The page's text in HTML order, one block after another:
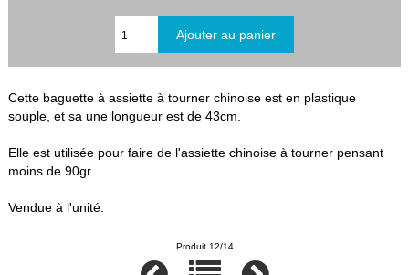
Cette baguette à assiette à tourner chinoise est en plastique
souple, et sa une longueur est de 43cm.
Elle est utilisée pour faire de l'assiette chinoise à tourner pensant
moins de 90gr...
Vendue à l'unité.
Produit 12/14